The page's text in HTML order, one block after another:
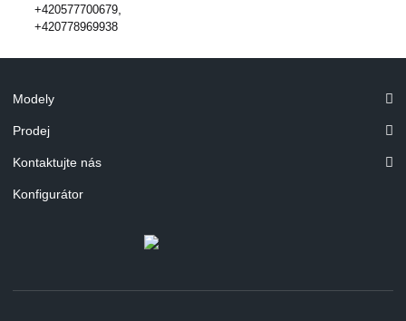
+420577700679
+420778969938
Modely
Prodej
Kontaktujte nás
Konfigurátor